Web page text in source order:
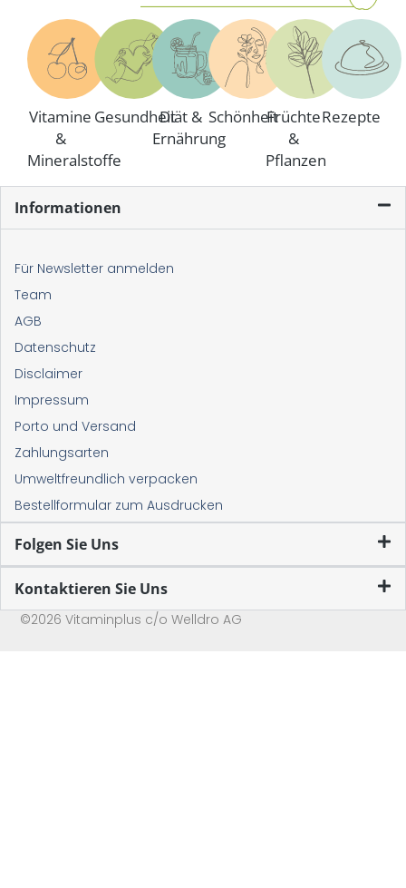
Vitamine
&
Mineralstoffe
GesundheitDiät &
Ernährung
SchönheitFrüchte
&
Pflanzen
Rezepte
Informationen
Für Newsletter anmelden
Team
AGB
Datenschutz
Disclaimer
Impressum
Porto und Versand
Zahlungsarten
Umweltfreundlich verpacken
Bestellformular zum Ausdrucken
Folgen Sie Uns
Kontaktieren Sie Uns
©2026 Vitaminplus c/o Welldro AG